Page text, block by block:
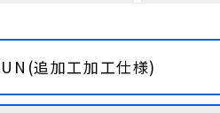
UN(追加工加工仕様)